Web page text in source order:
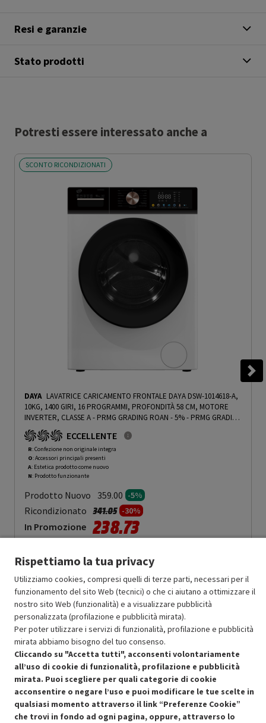
Resi e garanzie
Stato prodotti
Potresti essere interessato anche a
SCONTO RICONDIZIONATI
DAYA LAVATRICE CARICAMENTO FRONTALE DAYA DSW-1014618-A,
10KG, 1400 GIRI, 16 PROGRAMMI, PROFONDITÀ 58 CM, MOTORE
INVERTER, CLASSE A - PRMG GRADING ROAN - 5%- PRMG GRADING
ROAN - 5%
ECCELLENTE
R: Confezione non originale integra
O: Accessori principali presenti
A: Estetica prodotto come nuovo
N: Prodotto funzionante
Prodotto Nuovo 359.00 -5%
Ricondizionato Prezzo ridotto da
341.05a-30%
In Promozione 238.73
Aggiungi al carrello
SCONTO RICONDIZIONATI
Approfitta dello sconto del 30% sul prodotto ricondizionato.
Condizioni generali di vendita Recedere dal contratto qui
Rispettiamo la tua privacy
Utilizziamo cookies, compresi quelli di terze parti, necessari per il
funzionamento del sito Web (tecnici) o che ci aiutano a ottimizzare il
nostro sito Web (funzionalità) e a visualizzare pubblicità
personalizzata (profilazione e pubblicità mirata).
Per poter utilizzare i servizi di funzionalità, profilazione e pubblicità
mirata abbiamo bisogno del tuo consenso.
Cliccando su "Accetta tutti", acconsenti volontariamente
all’uso di cookie di funzionalità, profilazione e pubblicità
mirata. Puoi scegliere per quali categorie di cookie
acconsentire o negare l’uso e puoi modificare le tue scelte in
qualsiasi momento attraverso il link “Preferenze Cookie”
che trovi in fondo ad ogni pagina, oppure, attraverso lo